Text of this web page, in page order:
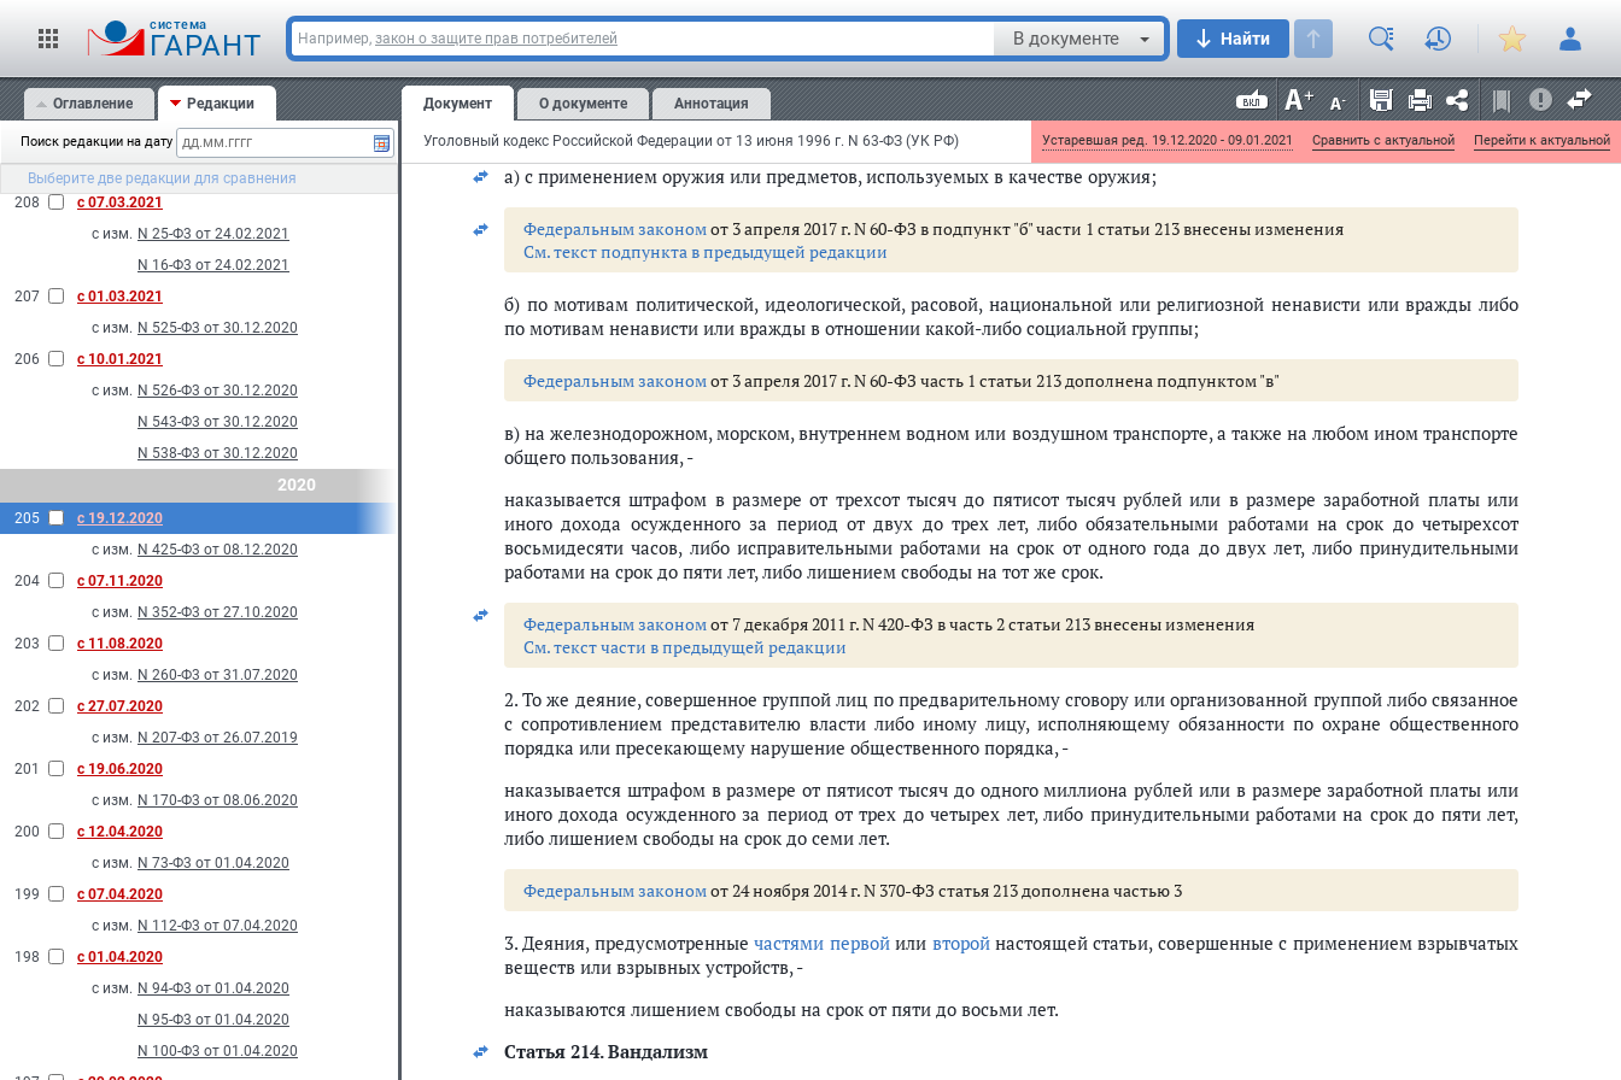
cистема
ГАРАНТ Например, закон о защите прав потребителей В документе Найти
Оглавление Редакции
Поиск редакции на дату
Выберите две редакции для сравнения
N 281-Ф3 от 01.07.2021
210
с 22.06.2021
с изм. N 216-Ф3 от 11.06.2021
N 215-Ф3 от 11.06.2021
209
с 16.04.2021
с изм. N 59-Ф3 от 05.04.2021
208
с 07.03.2021
с изм. N 25-Ф3 от 24.02.2021
N 16-Ф3 от 24.02.2021
207
с 01.03.2021
с изм. N 525-Ф3 от 30.12.2020
206
с 10.01.2021
с изм. N 526-Ф3 от 30.12.2020
N 543-Ф3 от 30.12.2020
N 538-Ф3 от 30.12.2020
2020
205
с 19.12.2020
с изм. N 425-Ф3 от 08.12.2020
204
с 07.11.2020
с изм. N 352-Ф3 от 27.10.2020
203
с 11.08.2020
с изм. N 260-Ф3 от 31.07.2020
202
с 27.07.2020
с изм. N 207-Ф3 от 26.07.2019
201
с 19.06.2020
с изм. N 170-Ф3 от 08.06.2020
200
с 12.04.2020
с изм. N 73-Ф3 от 01.04.2020
199
с 07.04.2020
с изм. N 112-Ф3 от 07.04.2020
198
с 01.04.2020
с изм. N 94-Ф3 от 01.04.2020
N 95-Ф3 от 01.04.2020
N 100-Ф3 от 01.04.2020
Документ О документе Аннотация
Уголовный кодекс Российской Федерации от 13 июня 1996 г. N 63-ФЗ (УК РФ) Устаревшая ред. 19.12.2020 - 09.01.2021 Сравнить с актуальной Перейти к актуальной
Федеральным законом
от 7 декабря 2011 г. N 420-ФЗ в часть 1 статьи 213 внесены изменения
См. текст части в предыдущей редакции
1. Хулиганство, то есть грубое нарушение общественного порядка, выражающее явное неуважение к обществу,
совершенное:
а) с применением оружия или предметов, используемых в качестве оружия;
Федеральным закономот 3 апреля 2017 г. N 60-ФЗ в подпункт "б" части 1 статьи 213 внесены изменения
См. текст подпункта в предыдущей редакции
б) по мотивам политической, идеологической, расовой, национальной или религиозной ненависти или вражды либо
по мотивам ненависти или вражды в отношении какой-либо социальной группы;
Федеральным закономот 3 апреля 2017 г. N 60-ФЗ часть 1 статьи 213 дополнена подпунктом "в"
в) на железнодорожном, морском, внутреннем водном или воздушном транспорте, а также на любом ином транспорте
общего пользования, -
наказывается штрафом в размере от трехсот тысяч до пятисот тысяч рублей или в размере заработной платы или
иного дохода осужденного за период от двух до трех лет, либо обязательными работами на срок до четырехсот
восьмидесяти часов, либо исправительными работами на срок от одного года до двух лет, либо принудительными
работами на срок до пяти лет, либо лишением свободы на тот же срок.
Федеральным закономот 7 декабря 2011 г. N 420-ФЗ в часть 2 статьи 213 внесены изменения
См. текст части в предыдущей редакции
2. То же деяние, совершенное группой лиц по предварительному сговору или организованной группой либо связанное
с сопротивлением представителю власти либо иному лицу, исполняющему обязанности по охране общественного
порядка или пресекающему нарушение общественного порядка, -
наказывается штрафом в размере от пятисот тысяч до одного миллиона рублей или в размере заработной платы или
иного дохода осужденного за период от трех до четырех лет, либо принудительными работами на срок до пяти лет,
либо лишением свободы на срок до семи лет.
Федеральным закономот 24 ноября 2014 г. N 370-ФЗ статья 213 дополнена частью 3
3. Деяния, предусмотренныечастями первойили второйнастоящей статьи, совершенные с применением взрывчатых
веществ или взрывных устройств, -
наказываются лишением свободы на срок от пяти до восьми лет.
Статья 214.Вандализм